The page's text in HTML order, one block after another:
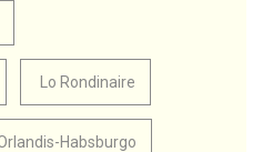
Lo Rondinaire
Habsburgo